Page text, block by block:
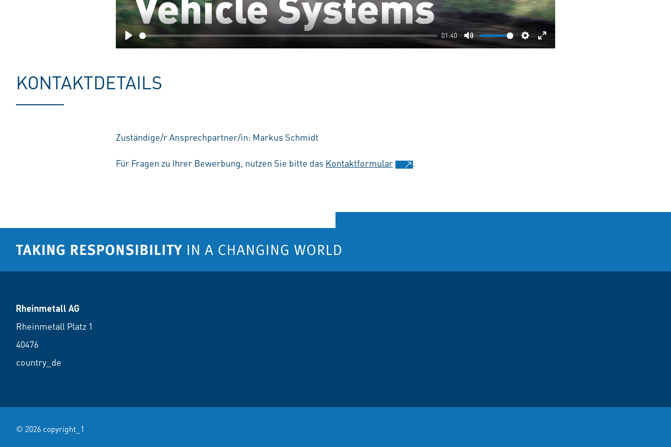
Play
01:40
Mute Settings
Enter
KONTAKTDETAILS
Zuständige/r Ansprechpartner/in: Markus Schmidt
Für Fragen zu Ihrer Bewerbung, nutzen Sie bitte das Kontaktformular .
Rheinmetall AG
Rheinmetall Platz 1
40476
country_de
© 2026 copyright_1